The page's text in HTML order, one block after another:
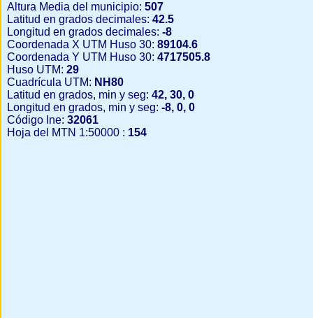
Altura Media del municipio: 507
Latitud en grados decimales: 42.5
Longitud en grados decimales: -8
Coordenada X UTM Huso 30: 89104.6
Coordenada Y UTM Huso 30: 4717505.8
Huso UTM: 29
Cuadrícula UTM: NH80
Latitud en grados, min y seg: 42, 30, 0
Longitud en grados, min y seg: -8, 0, 0
Código Ine: 32061
Hoja del MTN 1:50000 : 154